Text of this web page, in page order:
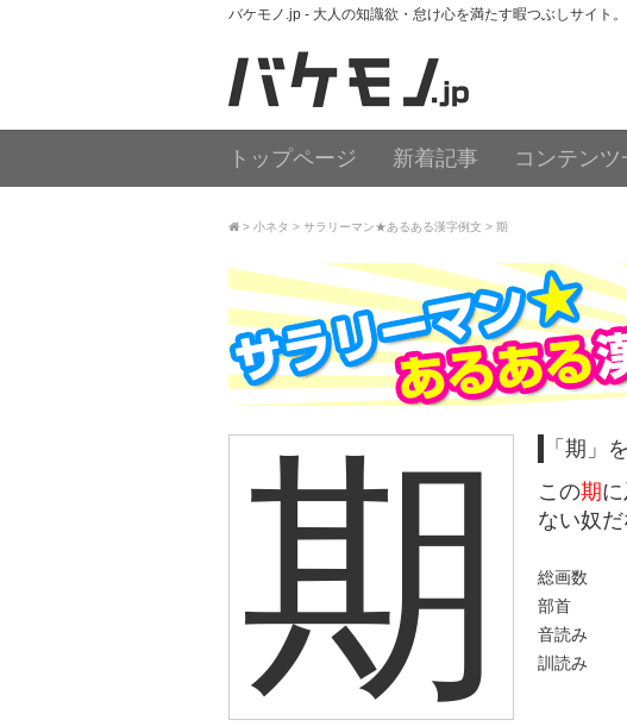
バケモノ.jp - 大人の知識欲・怠け心を満たす暇つぶしサイト
トップページ 新着記事 コンテンツ
小ネタ サラリーマン★あるある漢字例文 期
期
「期」
この期
ない奴だ
総画数
部首
音読み
訓読み